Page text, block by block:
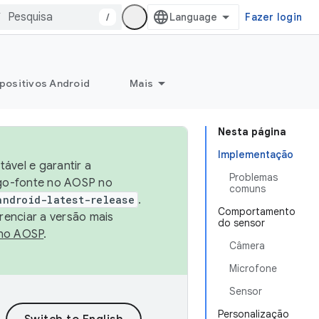
/ Fazer login
Android Mais
Nesta página
Implementação
Problemas
comuns
Comportamento
do sensor
Câmera
Microfone
Sensor
Personalização
e garantir a
fonte no AOSP no
latest-release .
a versão mais
AOSP.